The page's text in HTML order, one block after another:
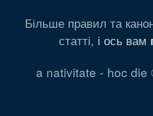
Більше правил та
статті, і ось вам
a nativitate - hoc die